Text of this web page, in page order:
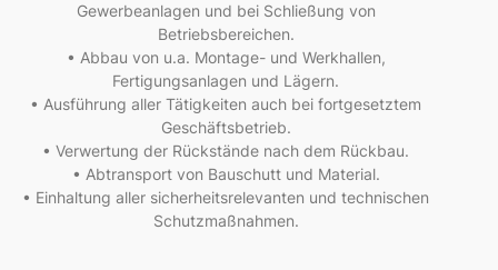
Gewerbeanlagen und bei Schließung von
Betriebsbereichen.
• Abbau von u.a. Montage- und Werkhallen,
Fertigungsanlagen und Lägern.
• Ausführung aller Tätigkeiten auch bei fortgesetztem
Geschäftsbetrieb.
• Verwertung der Rückstände nach dem Rückbau.
• Abtransport von Bauschutt und Material.
• Einhaltung aller sicherheitsrelevanten und technischen
Schutzmaßnahmen.